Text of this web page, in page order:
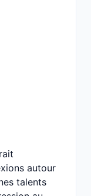
autour
talents